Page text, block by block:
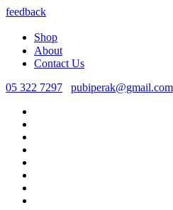
feedback
Shop
About
Contact Us
05 322 7297
pubiperak@gmail.com